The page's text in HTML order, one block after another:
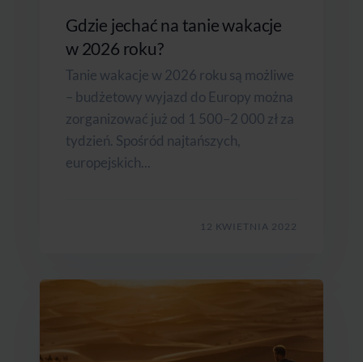
Gdzie jechać na tanie wakacje
w 2026 roku?
Tanie wakacje w 2026 roku są możliwe
– budżetowy wyjazd do Europy można
zorganizować już od 1 500–2 000 zł za
tydzień. Spośród najtańszych,
europejskich...
12 KWIETNIA 2022